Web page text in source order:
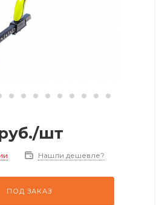
/шт
Нашли дешевле?
ПОД ЗАКАЗ